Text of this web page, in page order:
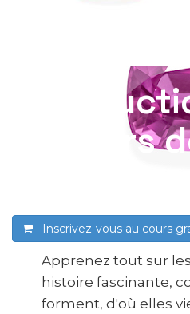
l’univers
Inscrivez-vous au cours
Apprenez tout sur
histoire fascinante,
forment, d'où elles